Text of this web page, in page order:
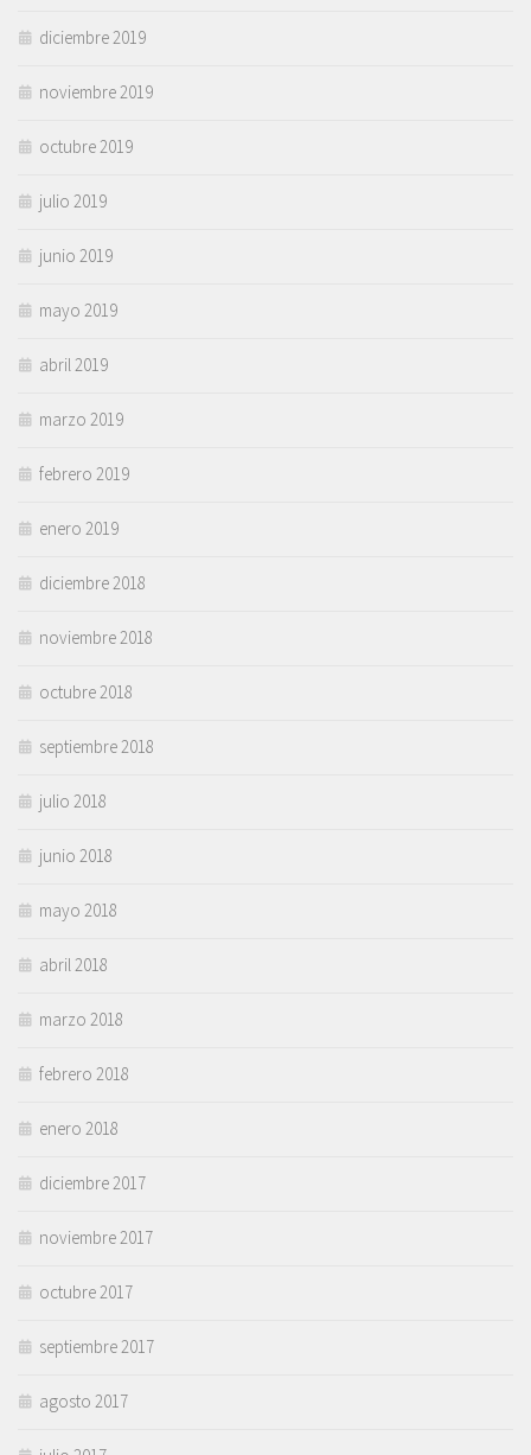
diciembre 2019
noviembre 2019
octubre 2019
julio 2019
junio 2019
mayo 2019
abril 2019
marzo 2019
febrero 2019
enero 2019
diciembre 2018
noviembre 2018
octubre 2018
septiembre 2018
julio 2018
junio 2018
mayo 2018
abril 2018
marzo 2018
febrero 2018
enero 2018
diciembre 2017
noviembre 2017
octubre 2017
septiembre 2017
agosto 2017